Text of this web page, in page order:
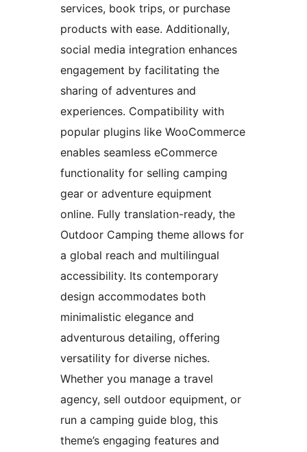
services, book trips, or purchase
products with ease. Additionally,
social media integration enhances
engagement by facilitating the
sharing of adventures and
experiences. Compatibility with
popular plugins like WooCommerce
enables seamless eCommerce
functionality for selling camping
gear or adventure equipment
online. Fully translation-ready, the
Outdoor Camping theme allows for
a global reach and multilingual
accessibility. Its contemporary
design accommodates both
minimalistic elegance and
adventurous detailing, offering
versatility for diverse niches.
Whether you manage a travel
agency, sell outdoor equipment, or
run a camping guide blog, this
theme’s engaging features and